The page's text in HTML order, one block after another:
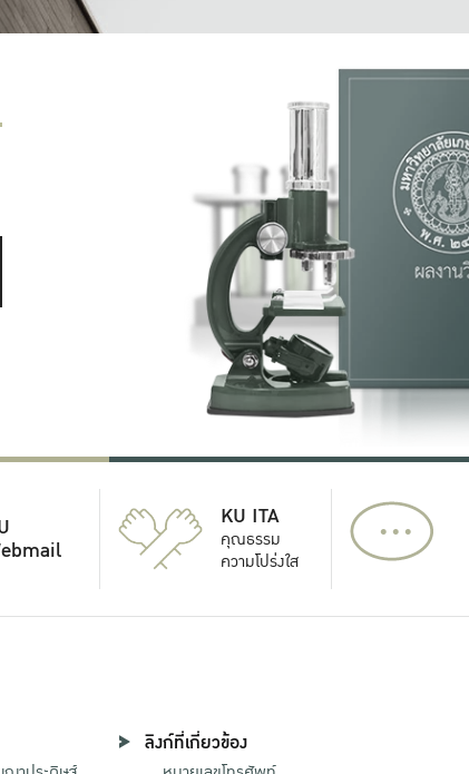
KU ITA
คุณธรรม
ความโปร่งใส
...
ลิงก์ที่เกี่ยวข้อง